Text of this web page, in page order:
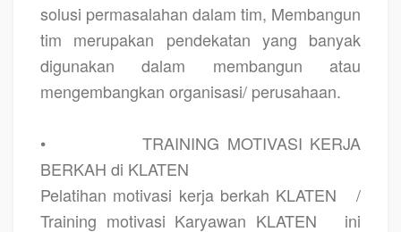
solusi permasalahan dalam tim, Membangun
tim merupakan pendekatan yang banyak
digunakan dalam membangun atau
mengembangkan organisasi/ perusahaan.
•
TRAINING MOTIVASI KERJA
BERKAH di KLATEN
Pelatihan motivasi kerja berkah KLATEN
/
Training motivasi Karyawan KLATEN
ini